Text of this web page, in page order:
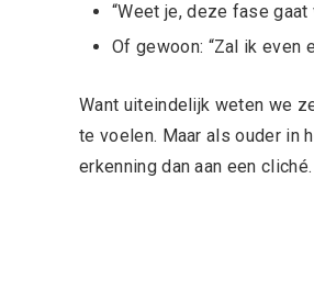
“Weet je, deze fase gaat
Of gewoon: “Zal ik even
Want uiteindelijk weten we
te voelen. Maar als ouder in
erkenning dan aan een cliché.